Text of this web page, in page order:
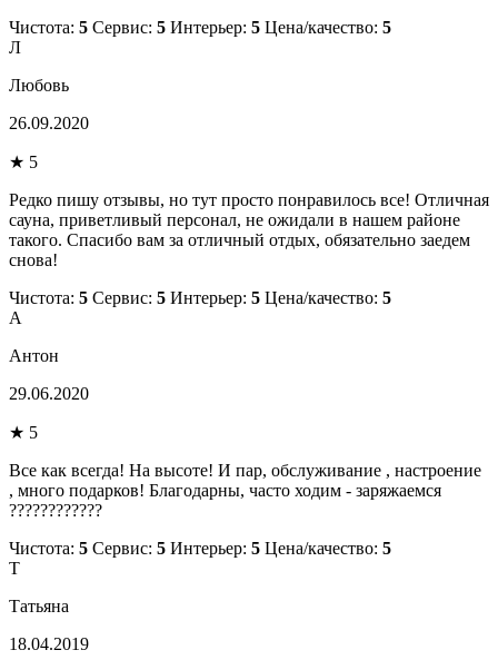
Чистота: 5 Сервис: 5 Интерьер: 5 Цена/качество: 5
Л
Любовь
26.09.2020
★ 5
Редко пишу отзывы, но тут просто понравилось все! Отличная
сауна, приветливый персонал, не ожидали в нашем районе
такого. Спасибо вам за отличный отдых, обязательно заедем
снова!
Чистота: 5 Сервис: 5 Интерьер: 5 Цена/качество: 5
А
Антон
29.06.2020
★ 5
Все как всегда! На высоте! И пар, обслуживание , настроение
, много подарков! Благодарны, часто ходим - заряжаемся
????????????
Чистота: 5 Сервис: 5 Интерьер: 5 Цена/качество: 5
Т
Татьяна
18.04.2019